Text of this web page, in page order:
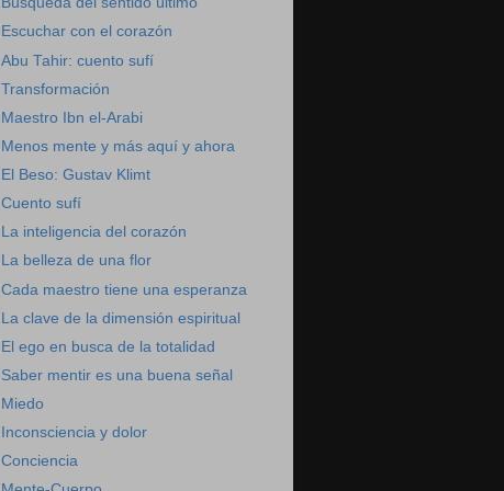
Escuchar con el corazón
Abu Tahir: cuento sufí
Transformación
Maestro Ibn el-Arabi
Menos mente y más aquí y ahora
El Beso: Gustav Klimt
Cuento sufí
La inteligencia del corazón
La belleza de una flor
Cada maestro tiene una esperanza
La clave de la dimensión espiritual
El ego en busca de la totalidad
Saber mentir es una buena señal
Miedo
Inconsciencia y dolor
Conciencia